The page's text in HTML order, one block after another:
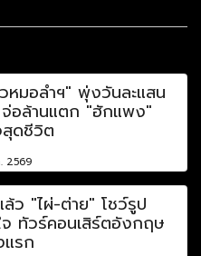
หมอลำฯ" พุ่งวันละแสน
อล้านแตก "ฮักแพง"
สุดชีวิต
2569
ว "ไผ่-ต่าย" โชว์รูป
จ ทัวร์คอนเสิร์ตอังกฤษ
แรก